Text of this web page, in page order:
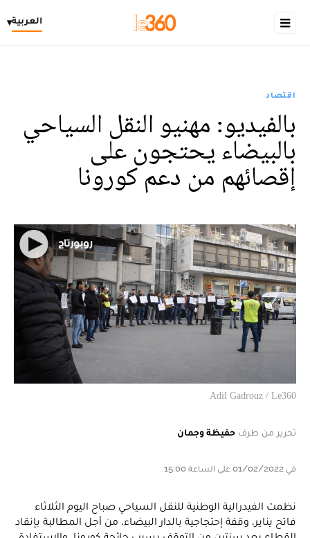
العربية▾
اقتصاد
بالفيديو: مهنيو النقل السياحي
بالبيضاء يحتجون على
إقصائهم من دعم كورونا
Adil Gadrouz / Le360
تحرير من طرف حفيظة وجمان
في 01/02/2022 على الساعة 15:00
نظمت الفيدرالية الوطنية للنقل السياحي صباح اليوم الثلاثاء
فاتح يناير، وقفة إحتجاجية بالدار البيضاء، من أجل المطالبة بإنقاد